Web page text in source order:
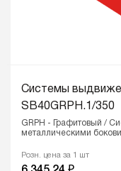
Системы
SB40GRPH.1/350
GRPH - Графитовый /
металлическими
Розн. цена за 1 шт